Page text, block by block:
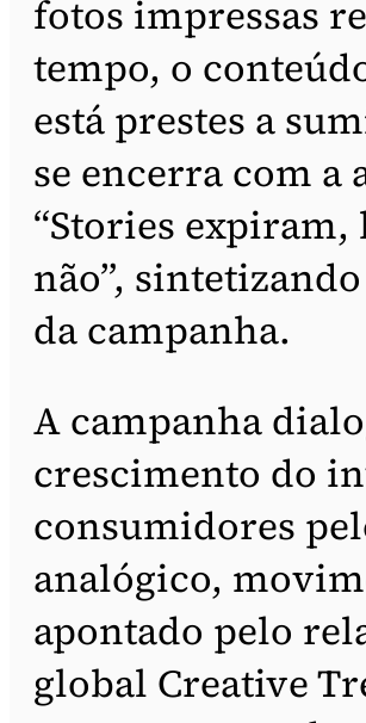
fotos impressas
tempo, o
está prestes a
se encerra com a
“Stories
não”,
da campanha.
A campanha
crescimento do
consumidores
analógico,
apontado pelo
global Creative